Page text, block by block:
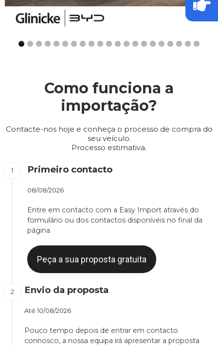
Como funciona a
importação?
Contacte-nos hoje e conheça o processo de compra do
seu veículo.
Processo estimativa.
Primeiro contacto
08/08/2026
Entre em contacto com a Easy Import através do
formulário ou dos contactos disponíveis no final da
página
Peça a sua proposta gratuita
Envio da proposta
Até 10/08/2026
Pouco tempo depois de entrar em contacto
connosco, a nossa equipa irá apresentar a proposta